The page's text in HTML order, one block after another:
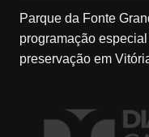
Parque da Fonte
programação
preservação em